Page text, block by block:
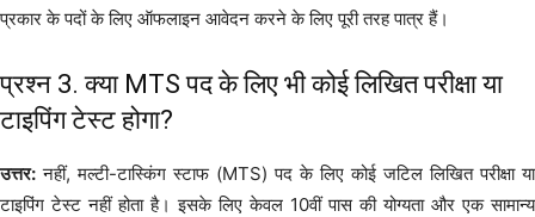
प्रकार के पदों के लिए ऑफलाइन आवेदन करने के लिए पूरी तरह पात्र हैं।
प्रश्न 3. क्या MTS पद के लिए भी कोई लिखित परीक्षा या
टाइपिंग टेस्ट होगा?
उत्तर: नहीं, मल्टी-टास्किंग स्टाफ (MTS) पद के लिए कोई जटिल लिखित परीक्षा या
टाइपिंग टेस्ट नहीं होता है। इसके लिए केवल 10वीं पास की योग्यता और एक सामान्य